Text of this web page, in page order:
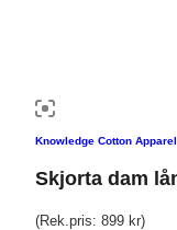
Knowledge Cotton Apparel
Skjorta dam
(Rek.pris: 899 kr)